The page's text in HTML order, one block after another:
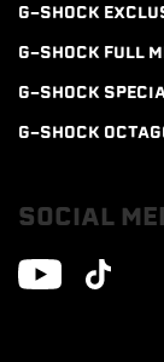
G-SHOCK
G-SHOCK FULL
G-SHOCK
G-SHOCK
SOCIAL